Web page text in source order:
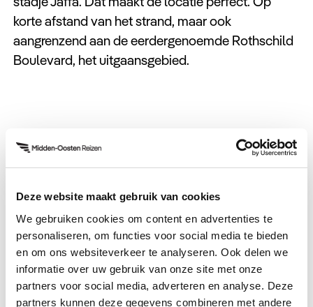
Deze website maakt gebruik van cookies
We gebruiken cookies om content en advertenties te
personaliseren, om functies voor social media te bieden
en om ons websiteverkeer te analyseren. Ook delen we
informatie over uw gebruik van onze site met onze
partners voor social media, adverteren en analyse. Deze
partners kunnen deze gegevens combineren met andere
korte afstand van het strand, maar ook
aangrenzend aan de eerdergenoemde Rothschild
Boulevard, het uitgaansgebied.
Geschiedenis van Neve Tzedek
de eerste joodse wijk die werd gebouwd buiten de
oude stadsmuren van de havenstad Jaffa. Het
gebied was jarenlang het teken van de eerste
moderne Hebreeuwse stad. De eerste huizen
werden hier gebouwd in 1887, nog voor de
stichting van Tel Aviv in 1909.